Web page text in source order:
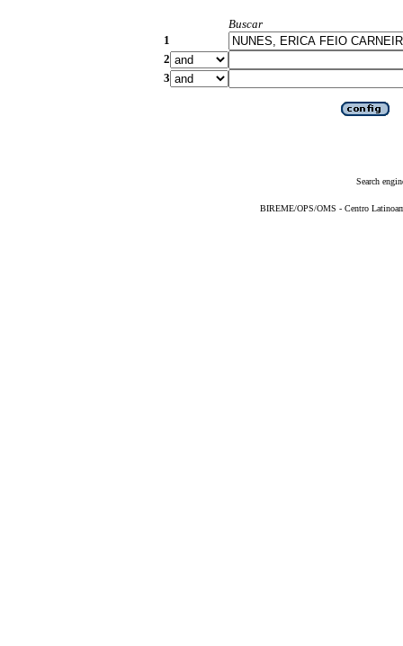
Buscar
1
2
3
Search
BIREME/OPS/OMS - Centro